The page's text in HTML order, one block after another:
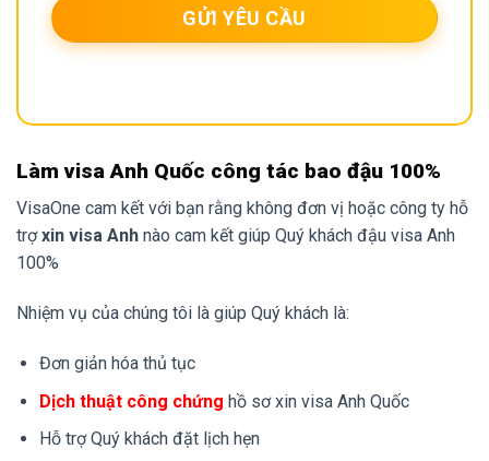
Làm visa Anh Quốc công tác bao đậu 100%
VisaOne cam kết với bạn rằng không đơn vị hoặc công ty hỗ
trợxin visa Anh nào cam kết giúp Quý khách đậu visa Anh
100%
Nhiệm vụ của chúng tôi là giúp Quý khách là:
Đơn giản hóa thủ tục
Dịch thuật công chứng hồ sơ xin visa Anh Quốc
Hỗ trợ Quý khách đặt lịch hẹn